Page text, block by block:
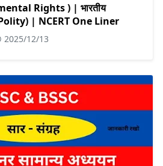
Rights ) | भारतीय
| NCERT One Liner
2025/12/13